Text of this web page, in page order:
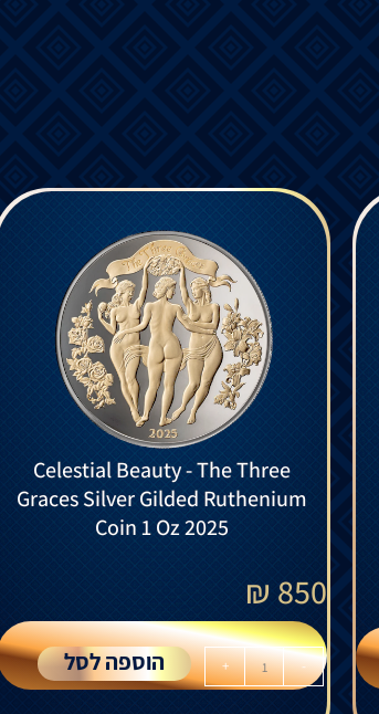
Celestial Beauty - The Three
Graces Silver Gilded Ruthenium
Coin 1 Oz 2025
850
₪
-
+ הוספה לסל